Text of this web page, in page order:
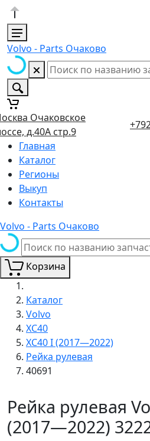
Volvo - Parts Очаково
Очаковское
д.40А стр.9
Главная
Каталог
Регионы
Выкуп
Контакты
Volvo - Parts Очаково
Корзина
Каталог
Volvo
XC40
XC40 I (2017—2022)
Рейка рулевая
40691
Рейка рулевая
(2017—2022)